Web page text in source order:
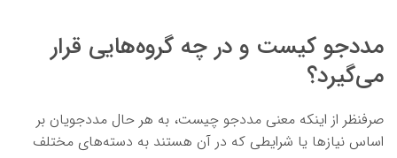
مددجو کیست و در چه گروه‌هایی قرار
می‌گیرد؟
صرفنظر از اینکه معنی مددجو چیست، به هر حال مددجویان بر
اساس نیازها یا شرایطی که در آن هستند به دسته‌های مختلف